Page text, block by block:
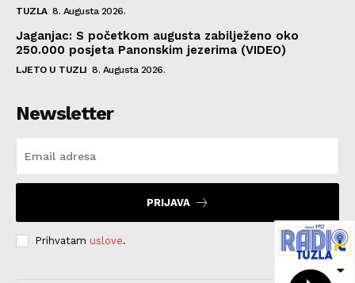
TUZLA 8. Augusta 2026.
Jaganjac: S početkom augusta zabilježeno oko
250.000 posjeta Panonskim jezerima (VIDEO)
LJETO U TUZLI 8. Augusta 2026.
Newsletter
PRIJAVA
Prihvatam uslove.